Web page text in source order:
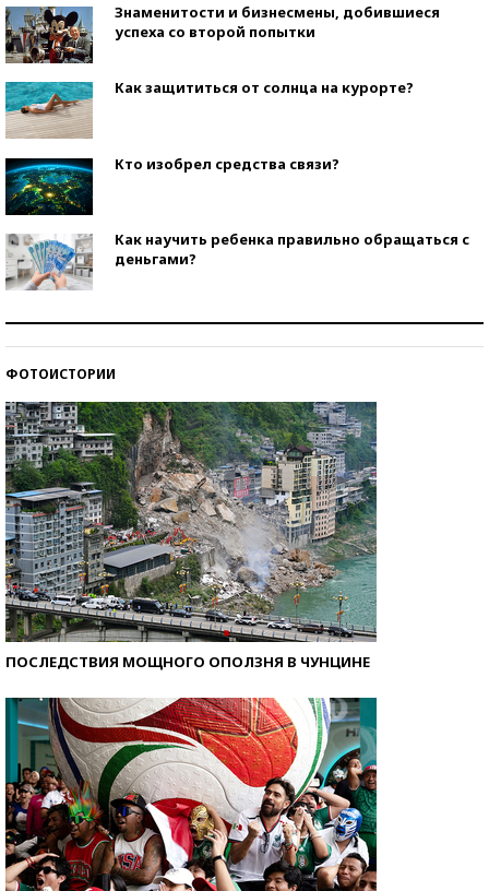
Знаменитости и бизнесмены, добившиеся
успеха со второй попытки
Как защититься от солнца на курорте?
Кто изобрел средства связи?
Как научить ребенка правильно обращаться с
деньгами?
ФОТОИСТОРИИ
ПОСЛЕДСТВИЯ МОЩНОГО ОПОЛЗНЯ В ЧУНЦИНЕ